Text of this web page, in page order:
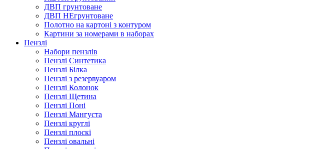
ДВП грунтоване
ДВП НЕгрунтоване
Полотно на картоні з контуром
Картини за номерами в наборах
Пензлі
Набори пензлів
Пензлі Синтетика
Пензлі Білка
Пензлі з резервуаром
Пензлі Колонок
Пензлі Щетина
Пензлі Поні
Пензлі Мангуста
Пензлі круглі
Пензлі плоскі
Пензлі овальні